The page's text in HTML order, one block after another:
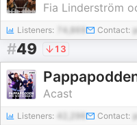
Fia Linderström
Listeners: Contact:
#49 13
Acast
Listeners: Contact: